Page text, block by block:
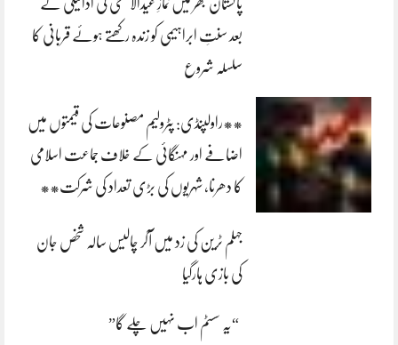
پاکستان بھر میں نمازِ عیدالاضحی کی ادائیگی کے
بعد سنتِ ابراہیمی کو زندہ رکھتے ہوئے قربانی کا
سلسلہ شروع
**راولپنڈی: پٹرولیم مصنوعات کی قیمتوں میں
اضافے اور مہنگائی کے خلاف جماعت اسلامی
کا دھرنا، شہریوں کی بڑی تعداد کی شرکت**
جہلم ٹرین کی زد میں آکر چالیس سالہ شخص جان
کی بازی ہارگیا
“یہ سسٹم اب نہیں چلے گا”